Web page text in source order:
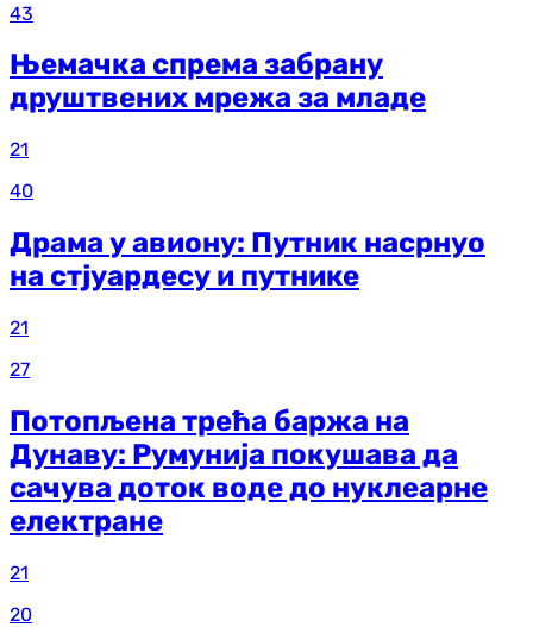
43
Њемачка спрема забрану
друштвених мрежа за младе
21
40
Драма у авиону: Путник насрнуо
на стјуардесу и путнике
21
27
Потопљена трећа баржа на
Дунаву: Румунија покушава да
сачува доток воде до нуклеарне
електране
21
20